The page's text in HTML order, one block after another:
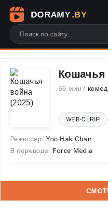
DORAMY .BY
Кошачья
66 мин /
WEB-DLRIP
Режиссер: Yoo Hak Chan
В переводе: Force Media